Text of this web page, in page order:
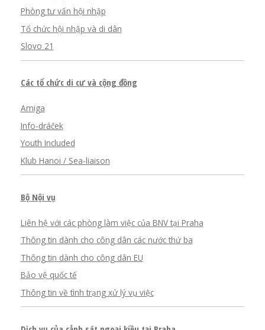
Phòng tư vấn hội nhập
Tổ chức hội nhập và di dân
Slovo 21
Các tổ chức di cư và cộng đồng
Amiga
Info-dráček
Youth Included
Klub Hanoi / Sea-liaison
Bộ Nội vụ
Liên hệ với các phòng làm việc của BNV tại Praha
Thông tin dành cho công dân các nước thứ ba
Thông tin dành cho công dân EU
Bảo vệ quốc tế
Thông tin về tình trạng xử lý vụ việc